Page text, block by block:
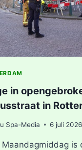
in
in
Spa-Media 6 juli 2026
Maandagmiddag is